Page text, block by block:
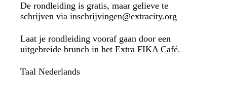
De rondleiding is gratis, maar gelieve te
schrijven via inschrijvingen@extracity.org
Laat je rondleiding vooraf gaan door een
uitgebreide brunch in het Extra FIKA Café.
Taal Nederlands